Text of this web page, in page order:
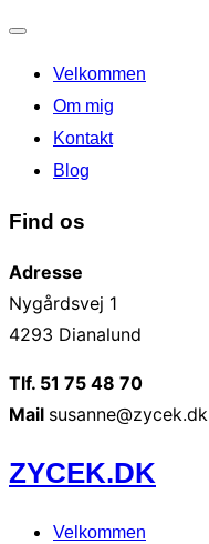
navigation
til/fra
Velkommen
Om mig
Kontakt
Blog
Find os
Adresse
Nygårdsvej 1
4293 Dianalund
Tlf. 51 75 48 70
Mail susanne@zycek.dk
Videre
til
indhold
ZYCEK.DK
Velkommen